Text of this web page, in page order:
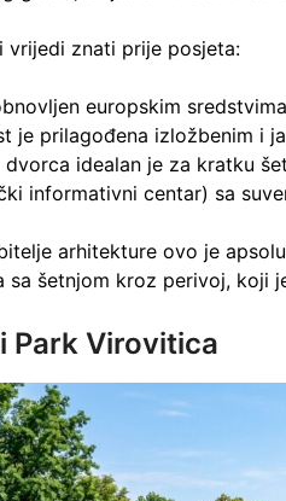
vrijedi znati prije posjeta:
europskim
je prilagođena izložbenim i
dvorca idealan je za kratku
informativni centar) sa
arhitekture ovo je
sa šetnjom kroz perivoj, koji
Park Virovitica